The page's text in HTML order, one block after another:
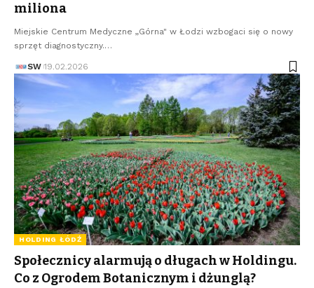
miliona
Miejskie Centrum Medyczne „Górna" w Łodzi wzbogaci się o nowy
sprzęt diagnostyczny.…
SW 19.02.2026
HOLDING ŁÓDŹ
Społecznicy alarmują o długach w Holdingu.
Co z Ogrodem Botanicznym i dżunglą?